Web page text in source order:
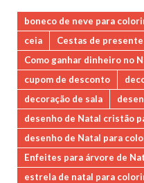
boneco de neve para
ceia
Cestas de presente
Como ganhar dinheiro no
cupom de desconto
decoração de sala
desenho de Natal cristão
desenho de Natal para
Enfeites para árvore de
estrela de natal para